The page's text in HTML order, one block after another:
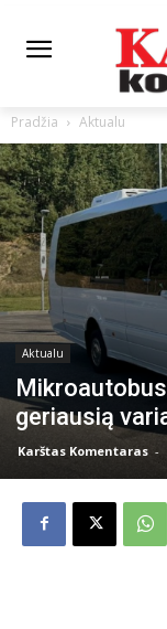
Pradžia Aktualu
Aktualu
geriausią
Karštas Komentaras -